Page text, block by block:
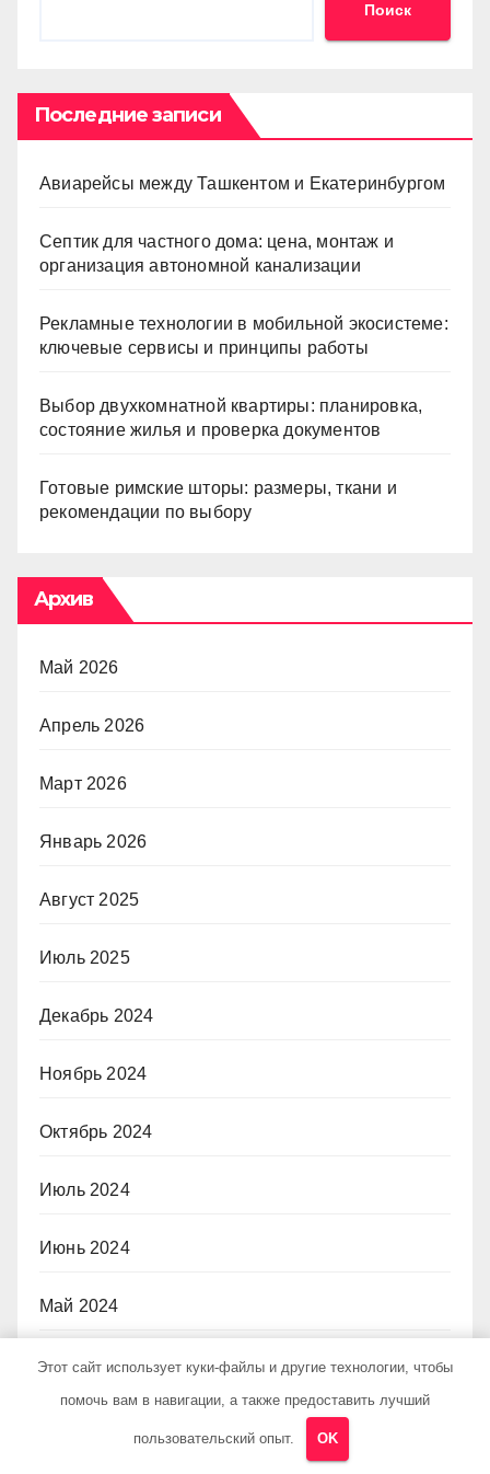
Поиск
Последние записи
Авиарейсы между Ташкентом и Екатеринбургом
Септик для частного дома: цена, монтаж и
организация автономной канализации
Рекламные технологии в мобильной экосистеме:
ключевые сервисы и принципы работы
Выбор двухкомнатной квартиры: планировка,
состояние жилья и проверка документов
Готовые римские шторы: размеры, ткани и
рекомендации по выбору
Архив
Май 2026
Апрель 2026
Март 2026
Январь 2026
Август 2025
Июль 2025
Декабрь 2024
Ноябрь 2024
Октябрь 2024
Июль 2024
Июнь 2024
Май 2024
Апрель 2024
Этот сайт использует куки-файлы и другие технологии, чтобы
помочь вам в навигации, а также предоставить лучший
пользовательский опыт. OK